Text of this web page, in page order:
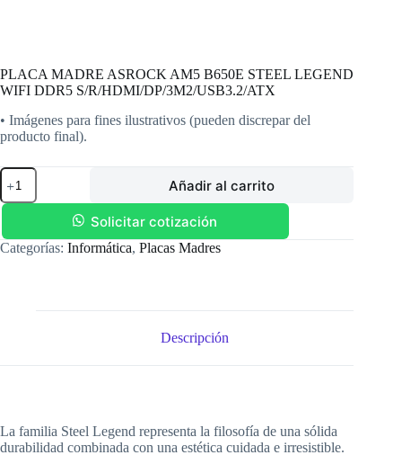
PLACA MADRE ASROCK AM5 B650E STEEL LEGEND
WIFI DDR5 S/R/HDMI/DP/3M2/USB3.2/ATX
• Imágenes para fines ilustrativos (pueden discrepar del
producto final).
PLACA
MADRE
ASROCK
B650E
STEEL
S/R/HDMI/DP/3M2/USB3.2/ATX
Añadir al carrito
Solicitar cotización
Categorías: Informática, Placas Madres
Descripción
La familia Steel Legend representa la filosofía de una sólida
durabilidad combinada con una estética cuidada e irresistible.